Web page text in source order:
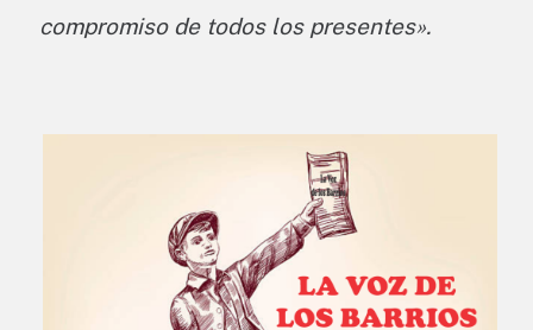
compromiso de todos los presentes».